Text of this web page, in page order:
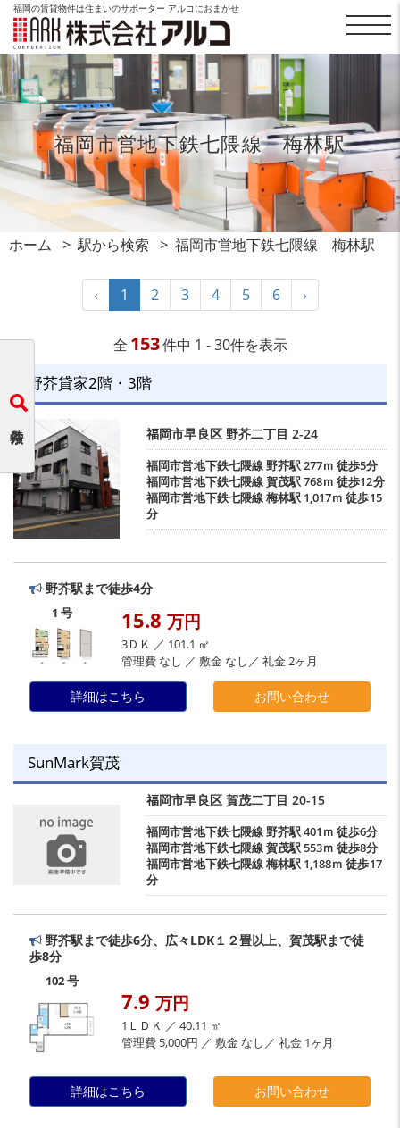
福岡の賃貸物件は住まいのサポーター アルコにおまかせ
福岡市営地下鉄七隈線 梅林駅
ホーム 駅から検索 福岡市営地下鉄七隈線 梅林駅
‹ 1 2 3 4 5 6 ›
全 153件中 1 - 30件を表示
野芥貸家2階・3階
福岡市早良区 野芥二丁目 2-24
福岡市営地下鉄七隈線野芥駅277ｍ 徒歩5分
福岡市営地下鉄七隈線賀茂駅768ｍ 徒歩12分
福岡市営地下鉄七隈線梅林駅 1,017ｍ 徒歩15
分
野芥駅まで徒歩4分
1 号 15.8 万円
3ＤＫ ／ 101.1 ㎡
管理費 なし ／ 敷金 なし／ 礼金 2ヶ月
詳細はこちら お問い合わせ
SunMark賀茂
福岡市早良区 賀茂二丁目 20-15
福岡市営地下鉄七隈線野芥駅401ｍ 徒歩6分
福岡市営地下鉄七隈線賀茂駅553ｍ 徒歩8分
福岡市営地下鉄七隈線梅林駅 1,188ｍ 徒歩17
分
野芥駅まで徒歩6分、広々LDK１２畳以上、賀茂駅まで徒
歩8分
102 号
7.9 万円
1ＬＤＫ ／ 40.11 ㎡
管理費 5,000円 ／ 敷金 なし／ 礼金 1ヶ月
詳細はこちら お問い合わせ